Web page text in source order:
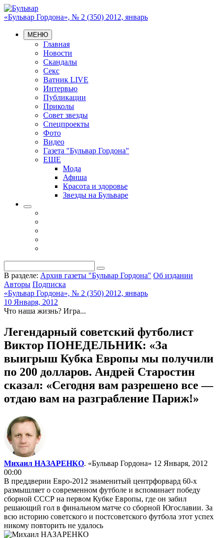
«Бульвар Гордона», № 2 (350) 2012, январь
МЕНЮ
Главная
Новости
Скандалы
Секс
Ватник LIVE
Интервью
Публикации
Приколы
Совет звезды
Спецпроекты
Фото
Видео
Газета "Бульвар Гордона"
ЕЩЕ
Мода
Афиша
Красота и здоровье
Звезды на Бульваре
В разделе: Архив газеты "Бульвар Гордона" Об издании
Авторы Подписка
«Бульвар Гордона», № 2 (350) 2012, январь
10 Января, 2012
Что наша жизнь? Игра...
Легендарный советский футболист
Виктор ПОНЕДЕЛЬНИК: «За
выигрыш Кубка Европы мы получили
по 200 долларов. Андрей Старостин
сказал: «Сегодня вам разрешено все —
отдаю вам на разграбление Париж!»
Михаил НАЗАРЕНКО. «Бульвар Гордона» 12 Января, 2012
00:00
В преддверии Евро-2012 знаменитый центрфорвард 60-х
размышляет о современном футболе и вспоминает победу
сборной СССР на первом Кубке Европы, где он забил
решающий гол в финальном матче со сборной Югославии. За
всю историю советского и постсоветского футбола этот успех
никому повторить не удалось